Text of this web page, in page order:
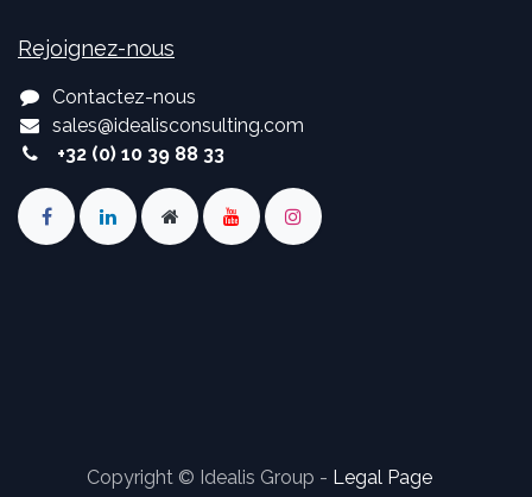
Rejoignez-nous
Contactez-nous
sales@idealisconsulting.com
+32 (0) 10 39 88 33
Copyright © Idealis Group - Legal Page